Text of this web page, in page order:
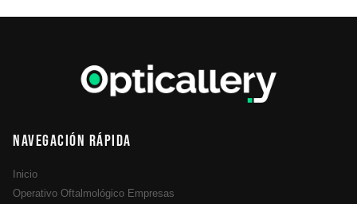
Navegación Rápida
Inicio
Operativo Oftalmológico Empresas